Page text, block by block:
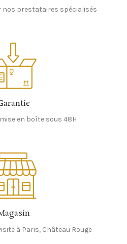
nos prestataires spécialisés
en boîte sous 48H
à Paris, Château Rouge